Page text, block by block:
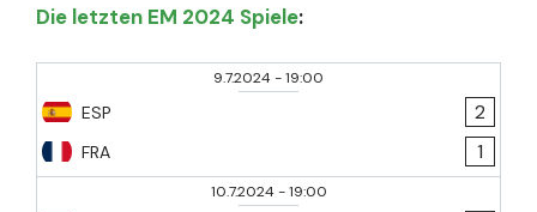
Die letzten EM 2024 Spiele:
9.7.2024-19:00
ESP
FRA
2
1
10.7.2024-19:00